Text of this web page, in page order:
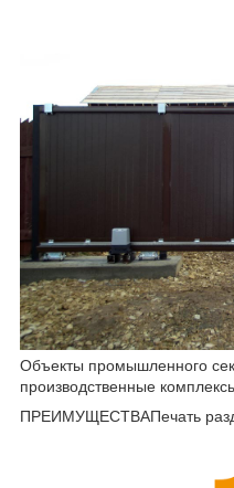
Объекты промышленного
производственные
ПРЕИМУЩЕСТВАПечать